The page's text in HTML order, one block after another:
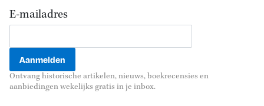
E-mailadres
Ontvang historische artikelen, nieuws, boekrecensies en
aanbiedingen wekelijks gratis in je inbox.